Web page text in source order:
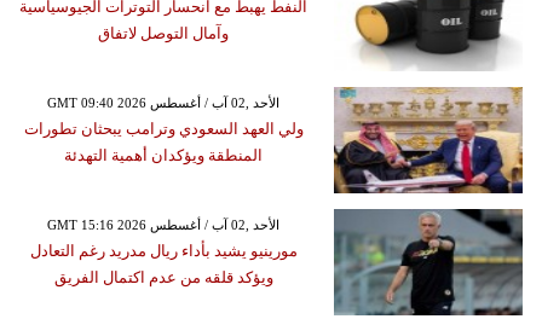
النفط يهبط مع انحسار التوترات الجيوسياسية
وآمال التوصل لاتفاق
GMT 09:40 2026 الأحد ,02 آب / أغسطس
ولي العهد السعودي وترامب يبحثان تطورات
المنطقة ويؤكدان أهمية التهدئة
GMT 15:16 2026 الأحد ,02 آب / أغسطس
مورينيو يشيد بأداء ريال مدريد رغم التعادل
ويؤكد قلقه من عدم اكتمال الفريق